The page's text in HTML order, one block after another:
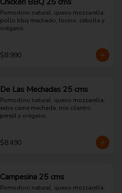
Pomodoro natural, queso mozzarella,
pollo bbq mechado, tocino, cebolla y
orégano.
$8.990
De Las Mechadas 25 cms
Pomodoro natural, queso mozzarella,
extra carne mechada, mix cilantro
perejil y orégano.
$8.490
Campesina 25 cms
Pomodoro natural, queso mozzarella,